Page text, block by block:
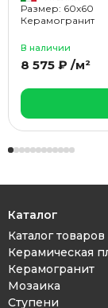
Размер: 60x60
Керамогранит
В наличии
8 575 ₽ /м²
Каталог
Каталог товаров
Керамическая
Керамогранит
Мозаика
Ступени